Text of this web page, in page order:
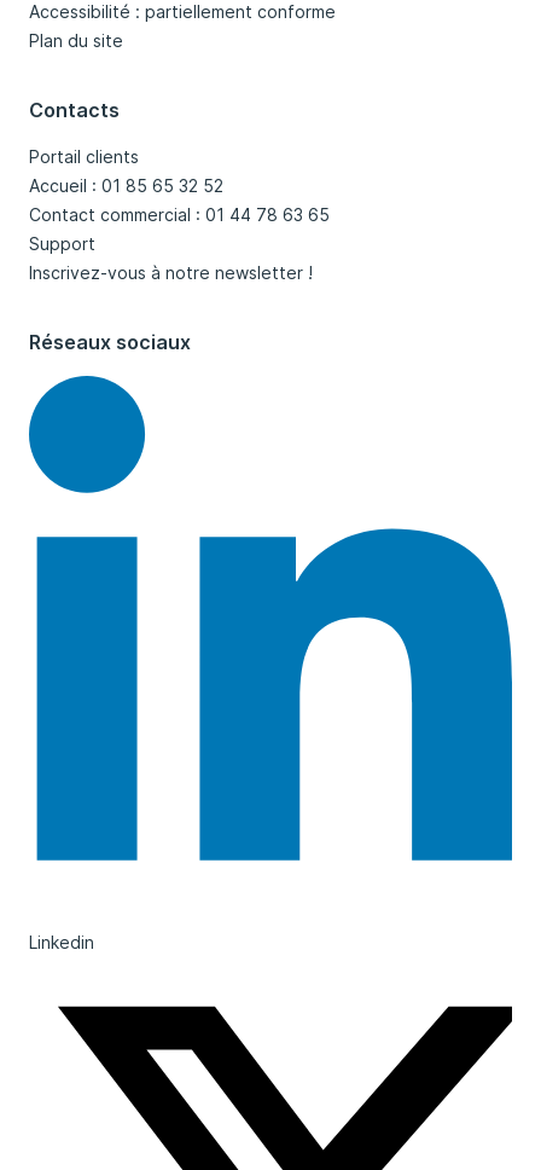
Accessibilité : partiellement conforme
Plan du site
Contacts
Portail clients
Accueil : 01 85 65 32 52
Contact commercial : 01 44 78 63 65
Support
Inscrivez-vous à notre newsletter !
Réseaux sociaux
Linkedin